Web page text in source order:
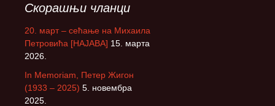
Скорашњи чланци
20. март – сећање на Михаила
Петровића [НАЈАВА] 15. марта
2026.
In Memoriam, Петер Жигон
(1933 – 2025) 5. новембра
2025.